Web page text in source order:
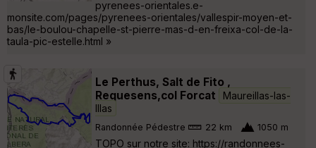
pyrenees-orientales.e-
monsite.com/pages/pyrenees-orientales/vallespir-moyen-et-
bas/le-boulou-chapelle-st-pierre-mas-d-en-freixa-col-de-la-
taula-pic-estelle.html »
Le Perthus, Salt de Fito ,
Requesens,col Forcat
Maureillas-las-
Illas
Randonnée Pédestre 22 km 1050 m
TOPO sur notre site: https://randonnees-